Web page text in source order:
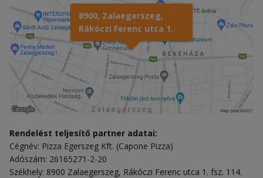
8900, Zalaegerszeg,
Rákóczi Ferenc utca 1.
Rendelést teljesítő partner adatai:
Cégnév: Pizza Egerszeg Kft. (Capone Pizza)
Adószám: 26165271-2-20
Székhely: 8900 Zalaegerszeg, Rákóczi Ferenc utca 1. fsz. 114.